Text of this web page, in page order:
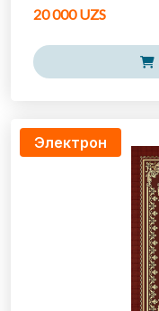
20 000 UZS
Электрон